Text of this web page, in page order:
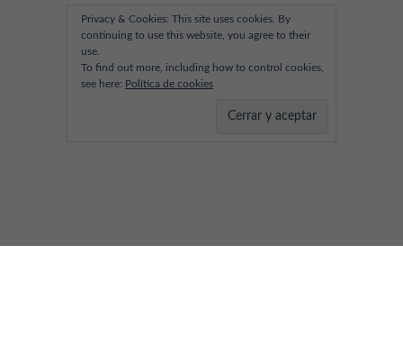
Privacy & Cookies: This site uses cookies. By
continuing to use this website, you agree to their
use.
To find out more, including how to control cookies,
see here: Política de cookies